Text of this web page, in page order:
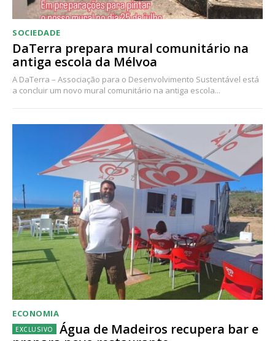
SOCIEDADE
DaTerra prepara mural comunitário na
antiga escola da Mélvoa
A DaTerra – Associação para o Desenvolvimento Sustentável está
a concluir um novo mural comunitário na antiga escola...
ECONOMIA
Água de Madeiros recupera bar e